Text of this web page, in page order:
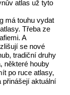
atlas už tyto
má touhu vydat
Třeba ze
A
se nové
tradiční druhy
některé houby
po ruce atlasy,
přinášejí aktuální